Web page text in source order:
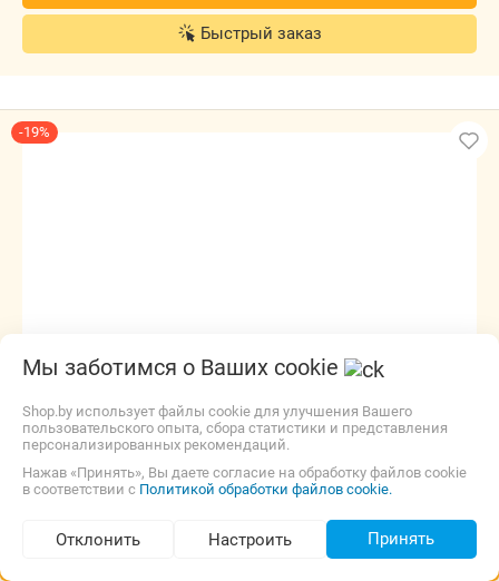
Подбор по параметрам (1 041)
Быстрый заказ
-19%
Производитель:Smeg Производитель вытяжки:Smeg
Тип:Фильтр Вид фильтра:Угольный
Изготовитель, гарантийный срок.
612,00 р.
Мы заботимся о Ваших cookie
Shop.by использует файлы cookie для улучшения Вашего
пользовательского опыта, сбора статистики и представления
персонализированных рекомендаций.
Нажав «Принять», Вы даете согласие на обработку файлов cookie
в соответствии с Политикой обработки файлов cookie.
Отклонить Настроить Принять